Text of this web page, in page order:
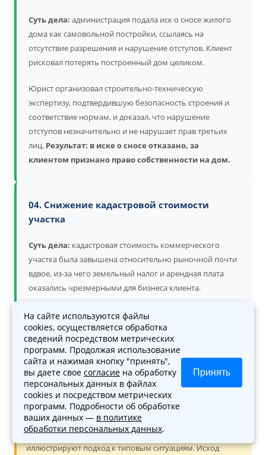
Суть дела: администрация подала иск о сносе жилого
дома как самовольной постройки, ссылаясь на
отсутствие разрешения и нарушение отступов. Клиент
рисковал потерять построенный дом целиком.
Юрист организовал строительно-техническую
экспертизу, подтвердившую безопасность строения и
соответствие нормам, и доказал, что нарушение
отступов незначительно и не нарушает прав третьих
лиц. Результат: в иске о сносе отказано, за
клиентом признано право собственности на дом.
04. Снижение кадастровой стоимости
участка
Суть дела: кадастровая стоимость коммерческого
участка была завышена относительно рыночной почти
вдвое, из-за чего земельный налог и арендная плата
оказались чрезмерными для бизнеса клиента.
Юрист организовал независимую оценку рыночной
стоимости и подготовил заявление в комиссию
Росреестра, а после — в суд, с отчётом оценщика и
обоснованием.Результат: кадастровая стоимость
снижена до рыночной, налоговая и арендная
нагрузка клиента существенно уменьшилась.
Обратите внимание:описанные примеры
иллюстрируют подход к типовым ситуациям. Исход
На сайте используются файлы
cookies, осуществляется обработка
сведений посредством метрических
программ. Продолжая использование
сайта и нажимая кнопку "принять",
вы даете свое согласие на обработку
персональных данных в файлах
cookies и посредством метрических
программ. Подробности об обработке
ваших данных — в политике
обработки персональных данных.
Принять